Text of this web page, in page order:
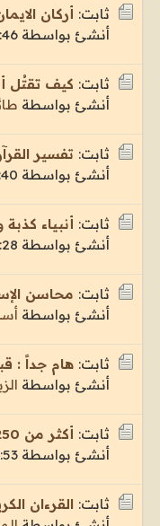
ثابت: أركان
أنشئ بواسطة
ثابت: كيف تقتُل
أنشئ بواسطة
ثابت: تفسير
أنشئ بواسطة
ثابت: أنبياء كذبة
أنشئ بواسطة
ثابت: محاسن
أنشئ بواسطة
ثابت: هام جداً :
أنشئ بواسطة
ثابت: أكثر من 250 حديث ضعيف ......
أنشئ بواسطة
ثابت: القرءان